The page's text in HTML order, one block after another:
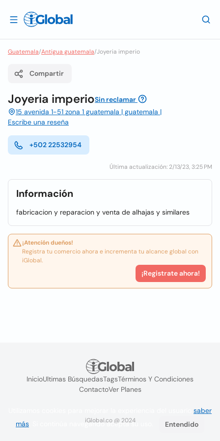
Guatemala/Antigua guatemala/Joyeria imperio
Compartir
Joyeria imperioSin reclamar
15 avenida 1-51 zona 1 guatemala | guatemala |
Escribe una reseña
+502 22532954
Última actualización: 2/13/23, 3:25 PM
Información
fabricacion y reparacion y venta de alhajas y similares
¡Atención dueños!
Registra tu comercio ahora e incrementa tu alcance global con
iGlobal.
¡Registrate ahora!
InicioUltimas BúsquedasTagsTérminos Y Condiciones
ContactoVer Planes
iGlobal.co @ 2024
saber
más . Si continúa navegando acepta su uso. Entendido